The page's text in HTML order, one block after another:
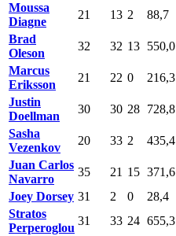
Moussa
Diagne
21 13 2 88,7
Brad
Oleson
32 32 13 550,0
Marcus
Eriksson
21 22 0 216,3
Justin
Doellman
30 30 28 728,8
Sasha
Vezenkov
20 33 2 435,4
Juan Carlos
Navarro
35 21 15 371,6
Joey Dorsey 31 2 0 28,4
Stratos
Perperoglou
31 33 24 655,3